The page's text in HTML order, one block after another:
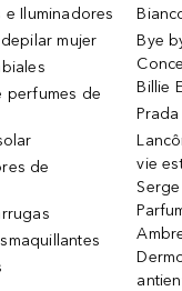
Iluminadores
mujer
perfumes de
de
Bye
Billie
vie